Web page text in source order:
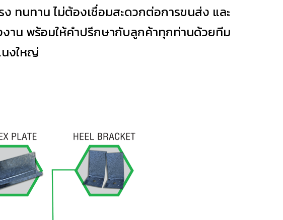
ทนทาน ไม่ต้องเชื่อมสะดวกต่อการขนส่ง และ
าน พร้อมให้คำปรึกษากับลูกค้าทุกท่านด้วยทีม
นงใหญ่